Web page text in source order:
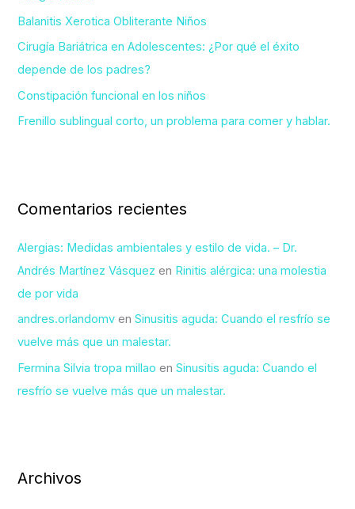
o
r
:
Balanitis Xerotica Obliterante Niños
Cirugía Bariátrica en Adolescentes: ¿Por qué el éxito
depende de los padres?
Constipación funcional en los niños
Frenillo sublingual corto, un problema para comer y hablar.
Comentarios recientes
Alergias: Medidas ambientales y estilo de vida. – Dr.
Andrés Martínez Vásquez en Rinitis alérgica: una molestia
de por vida
andres.orlandomv enSinusitis aguda: Cuando el resfrío se
vuelve más que un malestar.
Fermina Silvia tropa millao enSinusitis aguda: Cuando el
resfrío se vuelve más que un malestar.
Archivos